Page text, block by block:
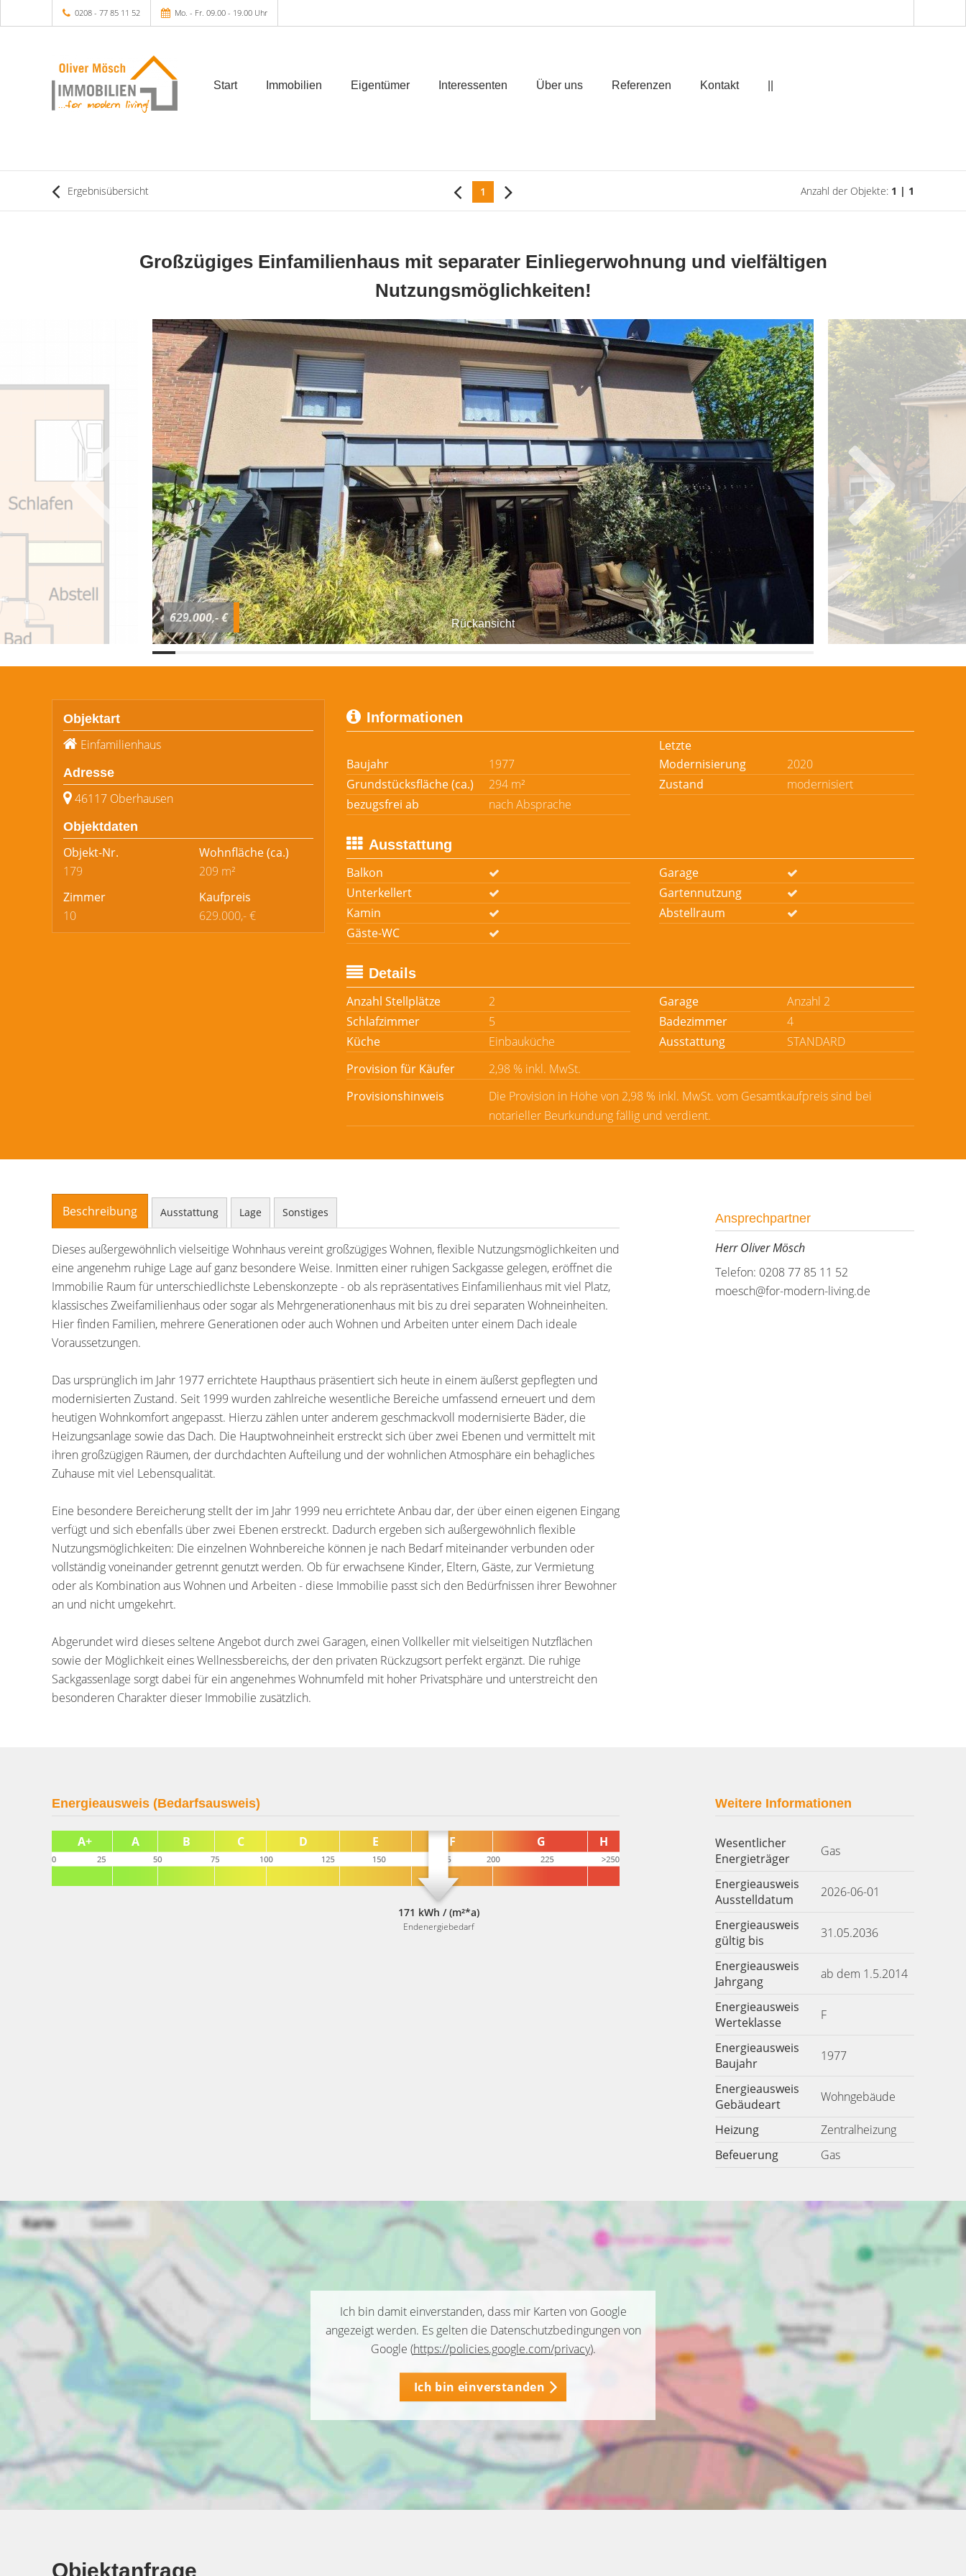
0208 - 77 85 11 52 Mo. - Fr. 09.00 - 19.00 Uhr
Start Immobilien Eigentümer Interessenten Über uns Referenzen Kontakt
Ergebnisübersicht 1 Anzahl der Objekte: 1 | 1
Großzügiges Einfamilienhaus mit separater Einliegerwohnung und vielfältigen
Nutzungsmöglichkeiten!
Rückansicht
629.000,- €
Objektart
Einfamilienhaus
Adresse
46117 Oberhausen
Objektdaten
Objekt-Nr.
179
Wohnfläche(ca.)
209 m²
Zimmer
10
Kaufpreis
629.000,- €
Informationen
Baujahr 1977
Letzte
Modernisierung
2020
Grundstücksfläche (ca.)
294 m² Zustand
modernisiert
bezugsfrei ab
nach Absprache
Ausstattung
Balkon
Garage
Unterkellert
Gartennutzung
Kamin
Abstellraum
Gäste-WC
Details
Anzahl Stellplätze
2 Garage
Anzahl 2
Schlafzimmer
5 Badezimmer
4
Küche
Einbauküche Ausstattung
STANDARD
Provision für Käufer
2,98 % inkl. MwSt.
Provisionshinweis
Die Provision in Höhe von 2,98 % inkl. MwSt. vom Gesamtkaufpreis sind bei
notarieller Beurkundung fällig und verdient.
Beschreibung Ausstattung Lage Sonstiges
Dieses außergewöhnlich vielseitige Wohnhaus vereint großzügiges Wohnen, flexible Nutzungsmöglichkeiten und
eine angenehm ruhige Lage auf ganz besondere Weise. Inmitten einer ruhigen Sackgasse gelegen, eröffnet die
Immobilie Raum für unterschiedlichste Lebenskonzepte - ob als repräsentatives Einfamilienhaus mit viel Platz,
klassisches Zweifamilienhaus oder sogar als Mehrgenerationenhaus mit bis zu drei separaten Wohneinheiten.
Hier finden Familien, mehrere Generationen oder auch Wohnen und Arbeiten unter einem Dach ideale
Voraussetzungen.
Das ursprünglich im Jahr 1977 errichtete Haupthaus präsentiert sich heute in einem äußerst gepflegten und
modernisierten Zustand. Seit 1999 wurden zahlreiche wesentliche Bereiche umfassend erneuert und dem
heutigen Wohnkomfort angepasst. Hierzu zählen unter anderem geschmackvoll modernisierte Bäder, die
Heizungsanlage sowie das Dach. Die Hauptwohneinheit erstreckt sich über zwei Ebenen und vermittelt mit
ihren großzügigen Räumen, der durchdachten Aufteilung und der wohnlichen Atmosphäre ein behagliches
Zuhause mit viel Lebensqualität.
Eine besondere Bereicherung stellt der im Jahr 1999 neu errichtete Anbau dar, der über einen eigenen Eingang
verfügt und sich ebenfalls über zwei Ebenen erstreckt. Dadurch ergeben sich außergewöhnlich flexible
Nutzungsmöglichkeiten: Die einzelnen Wohnbereiche können je nach Bedarf miteinander verbunden oder
vollständig voneinander getrennt genutzt werden. Ob für erwachsene Kinder, Eltern, Gäste, zur Vermietung
oder als Kombination aus Wohnen und Arbeiten - diese Immobilie passt sich den Bedürfnissen ihrer Bewohner
an und nicht umgekehrt.
Abgerundet wird dieses seltene Angebot durch zwei Garagen, einen Vollkeller mit vielseitigen Nutzflächen
sowie der Möglichkeit eines Wellnessbereichs, der den privaten Rückzugsort perfekt ergänzt. Die ruhige
Sackgassenlage sorgt dabei für ein angenehmes Wohnumfeld mit hoher Privatsphäre und unterstreicht den
besonderen Charakter dieser Immobilie zusätzlich.
Ansprechpartner
Herr Oliver Mösch
Telefon: 0208 77 85 11 52
moesch@for-modern-living.de
Energieausweis (Bedarfsausweis)
171 kWh / (m²*a)
Endenergiebedarf
Weitere Informationen
Wesentlicher
Energieträger
Gas
Energieausweis
Ausstelldatum
2026-06-01
Energieausweis
gültig bis
31.05.2036
Energieausweis
Jahrgang
ab dem 1.5.2014
Energieausweis
Werteklasse
F
Energieausweis
Baujahr
1977
Energieausweis
Gebäudeart
Wohngebäude
Heizung
Zentralheizung
Befeuerung
Gas
Ich bin damit einverstanden, dass mir Karten von Google
angezeigt werden. Es gelten die Datenschutzbedingungen von
Google (https://policies.google.com/privacy).
Ich bin einverstanden
Objektanfrage